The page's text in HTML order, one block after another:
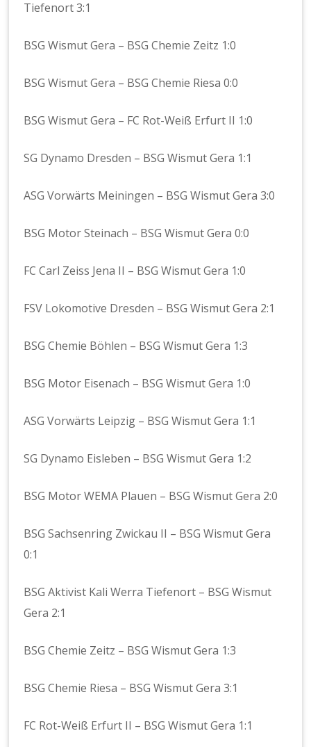
Tiefenort 3:1
BSG Wismut Gera – BSG Chemie Zeitz 1:0
BSG Wismut Gera – BSG Chemie Riesa 0:0
BSG Wismut Gera – FC Rot-Weiß Erfurt II 1:0
SG Dynamo Dresden – BSG Wismut Gera 1:1
ASG Vorwärts Meiningen – BSG Wismut Gera 3:0
BSG Motor Steinach – BSG Wismut Gera 0:0
FC Carl Zeiss Jena II – BSG Wismut Gera 1:0
FSV Lokomotive Dresden – BSG Wismut Gera 2:1
BSG Chemie Böhlen – BSG Wismut Gera 1:3
BSG Motor Eisenach – BSG Wismut Gera 1:0
ASG Vorwärts Leipzig – BSG Wismut Gera 1:1
SG Dynamo Eisleben – BSG Wismut Gera 1:2
BSG Motor WEMA Plauen – BSG Wismut Gera 2:0
BSG Sachsenring Zwickau II – BSG Wismut Gera
0:1
BSG Aktivist Kali Werra Tiefenort – BSG Wismut
Gera 2:1
BSG Chemie Zeitz – BSG Wismut Gera 1:3
BSG Chemie Riesa – BSG Wismut Gera 3:1
FC Rot-Weiß Erfurt II – BSG Wismut Gera 1:1